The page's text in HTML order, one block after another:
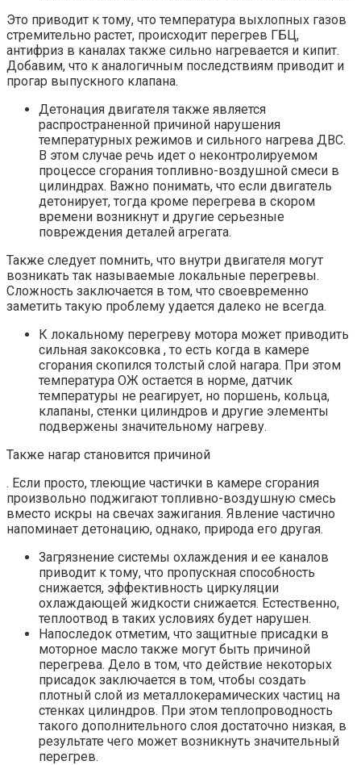
Это приводит к тому, что температура выхлопных газов
стремительно растет, происходит перегрев ГБЦ,
антифриз в каналах также сильно нагревается и кипит.
Добавим, что к аналогичным последствиям приводит и
прогар выпускного клапана.
Детонация двигателя также является
распространенной причиной нарушения
температурных режимов и сильного нагрева ДВС.
В этом случае речь идет о неконтролируемом
процессе сгорания топливно-воздушной смеси в
цилиндрах. Важно понимать, что если двигатель
детонирует, тогда кроме перегрева в скором
времени возникнут и другие серьезные
повреждения деталей агрегата.
Также следует помнить, что внутри двигателя могут
возникать так называемые локальные перегревы.
Сложность заключается в том, что своевременно
заметить такую проблему удается далеко не всегда.
К локальному перегреву мотора может приводить
сильная закоксовка , то есть когда в камере
сгорания скопился толстый слой нагара. При этом
температура ОЖ остается в норме, датчик
температуры не реагирует, но поршень, кольца,
клапаны, стенки цилиндров и другие элементы
подвержены значительному нагреву.
Также нагар становится причиной
. Если просто, тлеющие частички в камере сгорания
произвольно поджигают топливно-воздушную смесь
вместо искры на свечах зажигания. Явление частично
напоминает детонацию, однако, природа его другая.
Загрязнение системы охлаждения и ее каналов
приводит к тому, что пропускная способность
снижается, эффективность циркуляции
охлаждающей жидкости снижается. Естественно,
теплоотвод в таких условиях будет нарушен.
Напоследок отметим, что защитные присадки в
моторное масло также могут быть причиной
перегрева. Дело в том, что действие некоторых
присадок заключается в том, чтобы создать
плотный слой из металлокерамических частиц на
стенках цилиндров. При этом теплопроводность
такого дополнительного слоя достаточно низкая, в
результате чего может возникнуть значительный
перегрев.